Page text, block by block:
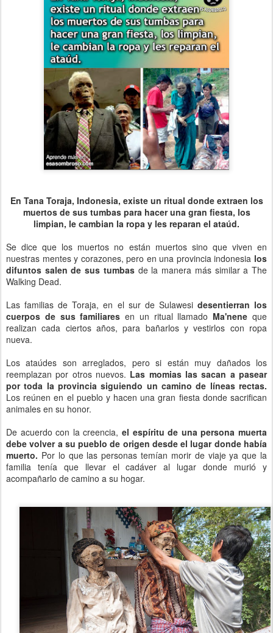
En Tana Toraja, Indonesia, existe un ritual donde extraen los
muertos de sus tumbas para hacer una gran fiesta, los
limpian, le cambian la ropa y les reparan el ataúd.
Se dice que los muertos no están muertos sino que viven en
nuestras mentes y corazones, pero en una provincia indonesia los
difuntos salen de sus tumbasde la manera más similar a The
Walking Dead.
Las familias de Toraja, en el sur de Sulawesi desentierran los
cuerpos de sus familiaresen un ritual llamado Ma'neneque
realizan cada ciertos años, para bañarlos y vestirlos con ropa
nueva.
Los ataúdes son arreglados, pero si están muy dañados los
reemplazan por otros nuevos. Las momias las sacan a pasear
por toda la provincia siguiendo un camino de líneas rectas.
Los reúnen en el pueblo y hacen una gran fiesta donde sacrifican
animales en su honor.
De acuerdo con la creencia, el espíritu de una persona muerta
debe volver a su pueblo de origen desde el lugar donde había
muerto. Por lo que las personas temían morir de viaje ya que la
familia tenía que llevar el cadáver al lugar donde murió y
acompañarlo de camino a su hogar.